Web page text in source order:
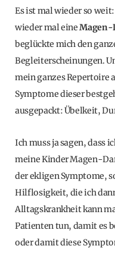
Es ist mal wieder so
wieder mal eineMagen-
beglückte mich den
Begleiterscheinungen.
mein ganzes Repertoire
Symptome dieser
ausgepackt: Übelkeit,
Ich muss ja sagen, dass
meine Kinder Magen-
der ekligen Symptome,
Hilflosigkeit, die ich
Alltagskrankheit kann
Patienten tun, damit es
oder damit diese